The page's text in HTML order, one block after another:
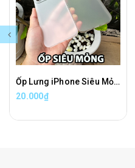
Ốp Lưng iPhone Siêu Mỏng Trong Nhám UniBody
20.000₫